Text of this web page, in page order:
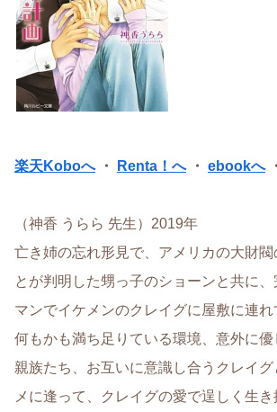
楽天Koboへ・ Renta！へ・ ebookへ
（神香 うらら 先生）2019年
亡き姉の忘れ形見で、アメリカの大財閥
とが判明した甥っ子のショーンと共に
マンでイケメンのクレイグに屋敷に連れ
何もかも満ち足りている環境、意外に
親族たち、お互いに意識し合うクレイ
メに逢って、クレイグの愛で逞しく生